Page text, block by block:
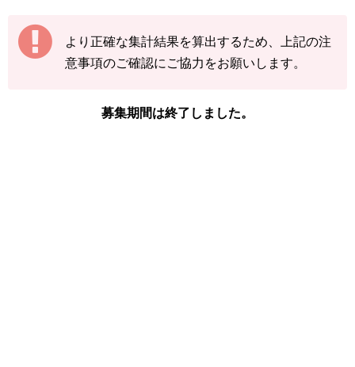
途中結果が3匹→まずは「3」で送信
その後の結果が2匹→前回入力した「3」に「+
下記の情報を入力し、 「結果を送信する」をタ
より正確な集計結果を算出するため、上記の注
意事項のご確認にご協力をお願いします。
募集期間は終了しました。